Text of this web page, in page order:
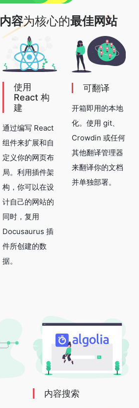
内容为核心的最佳网站
使用
React 构
建
通过编写 React
组件来扩展和自
定义你的网页布
局。利用插件架
构，你可以在设
计自己的网站的
同时，复用
Docusaurus 插
件所创建的数
据。
可翻译
开箱即用的本地
化。使用 git、
Crowdin 或任何
其他翻译管理器
来翻译你的文档
并单独部署。
内容搜索